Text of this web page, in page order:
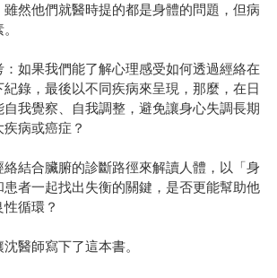
然他們就醫時提的都是身體的問題，但病
如果我們能了解心理感受如何透過經絡在
錄，最後以不同疾病來呈現，那麼，在日
我覺察、自我調整，避免讓身心失調長期
病或癌症？
結合臟腑的診斷路徑來解讀人體，以「身
者一起找出失衡的關鍵，是否更能幫助他
循環？
醫師寫下了這本書。